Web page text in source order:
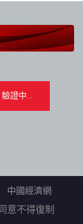
中國經濟網
意不得復制